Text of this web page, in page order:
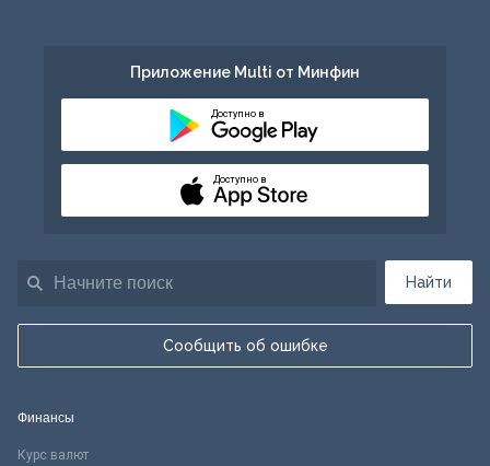
Найти
Сообщить об ошибке
Приложение Multi от Минфин
Доступно в
Доступно в
Финансы
Курс валют